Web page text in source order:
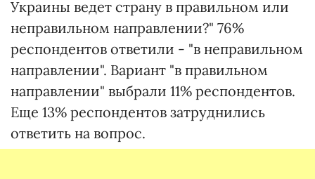
Украины ведет страну в правильном или
неправильном направлении?" 76%
респондентов ответили - "в неправильном
направлении". Вариант "в правильном
направлении" выбрали 11% респондентов.
Еще 13% респондентов затруднились
ответить на вопрос.